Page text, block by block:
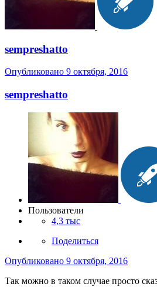
sempreshatto
Опубликовано 9 октября, 2016
sempreshatto
Пользователи
4,3 тыс
Поделиться
Опубликовано 9 октября, 2016
Так можно в таком случае просто